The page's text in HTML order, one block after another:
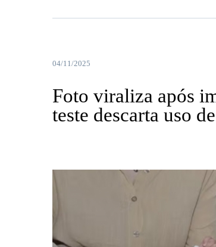
04/11/2025
Foto viraliza após
teste descarta uso